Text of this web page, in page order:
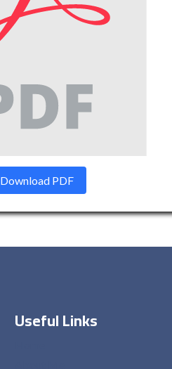
Download PDF
Useful Links